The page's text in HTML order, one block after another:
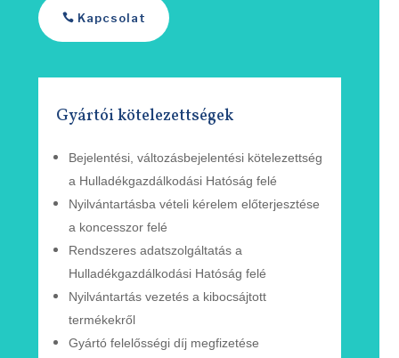
Kapcsolat
Gyártói kötelezettségek
Bejelentési, változásbejelentési kötelezettség
a Hulladékgazdálkodási Hatóság felé
Nyilvántartásba vételi kérelem előterjesztése
a koncesszor felé
Rendszeres adatszolgáltatás a
Hulladékgazdálkodási Hatóság felé
Nyilvántartás vezetés a kibocsájtott
termékekről
Gyártó felelősségi díj megfizetése